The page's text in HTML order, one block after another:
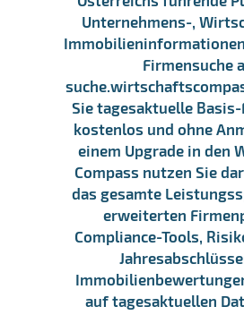
Unternehmens-,
Firmensuche
Sie tagesaktuelle
kostenlos und ohne
einem Upgrade in den
Compass nutzen Sie
das gesamte
erweiterten
Compliance-Tools,
auf tagesaktuellen